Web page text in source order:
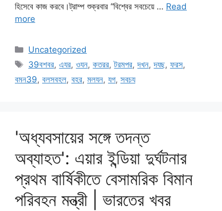
হিসেবে কাজ করবে।ট্রাম্প শুক্রবার “বিশ্বের সবচেয়ে … Read
more
Categories
Uncategorized
Tags
39বশবর,এযর,ওযন,কতরর,টরমপর,দখন,দযছ,ফরস,
বমন39, বলসবহল, বহর, মলযন, যগ, সবচয
'অধ্যবসায়ের সঙ্গে তদন্ত
অব্যাহত': এয়ার ইন্ডিয়া দুর্ঘটনার
প্রথম বার্ষিকীতে বেসামরিক বিমান
পরিবহন মন্ত্রী | ভারতের খবর